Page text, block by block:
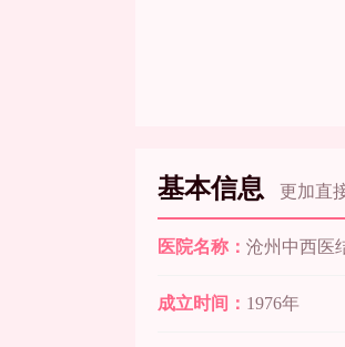
基本信息 更加直
医院名称： 沧州中西医
成立时间： 1976年